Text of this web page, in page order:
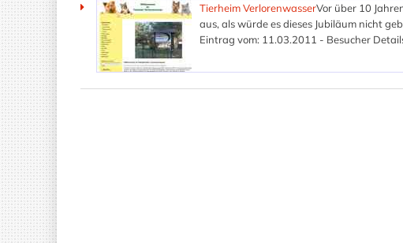
Tierheim VerlorenwasserVor über 10
aus, als würde es dieses Jubiläum nicht
Eintrag vom: 11.03.2011 - Besucher